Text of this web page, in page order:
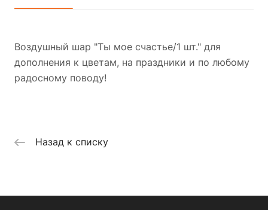
Воздушный шар "Ты мое счастье/1 шт." для
дополнения к цветам, на праздники и по любому
радосному поводу!
Назад к списку